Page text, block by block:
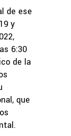
de ese
y
6:30
de la
que